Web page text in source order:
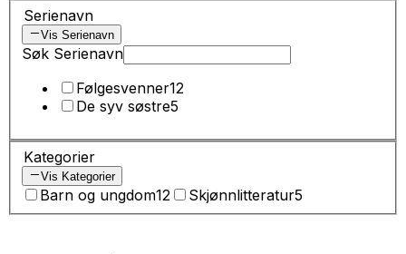
Serienavn
Vis Serienavn
Søk Serienavn
Følgesvenner12
De syv søstre5
Kategorier
Vis Kategorier
Barn og ungdom12 Skjønnlitteratur5